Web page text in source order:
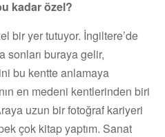
kadar özel?
bir yer tutuyor. İngiltere’de
sonları buraya gelir,
bu kentte anlamaya
en medeni kentlerinden biri
uzun bir fotoğraf kariyeri
çok kitap yaptım. Sanat